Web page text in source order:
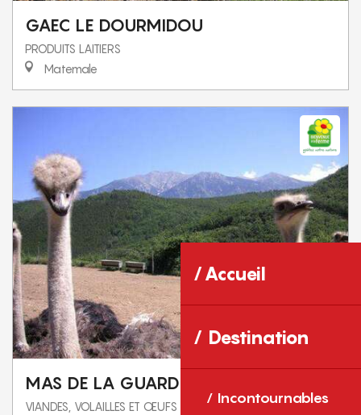
Accueil
Destination
Incontournables
GAEC LE DOURMIDOU
PRODUITS LAITIERS
Matemale
MAS DE LA GUARDIA
VIANDES, VOLAILLES ET ŒUFS